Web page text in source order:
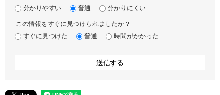
分かりやすい
普通 分かりにくい
この情報をすぐに見つけられましたか？
すぐに見つけた
普通 時間がかかった